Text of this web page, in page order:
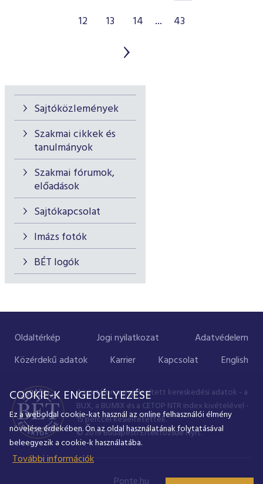
Sajtóközlemények
Szakmai cikkek és
tanulmányok
Szakmai fórumok,
előadások
Sajtókapcsolat
Imázs fotók
BÉT logók
12
13 14 ... 43
Oldaltérkép Jogi nyilatkozat
Adatvédelem
Közérdekű adatok
Karrier Kapcsolat English
A portálon megjelenített kereskedési adatok - a
BUX, a BUMIX és a CETOP NTR index kivételével -
15 perccel késleltetettek.
© 2019 Budapesti Értéktőzsde Nyrt.
COOKIE-K ENGEDÉLYEZÉSE
Ez a weboldal cookie-kat használ az online felhasználói élmény
növelése érdekében. Ön az oldal használatának folytatásával
beleegyezik a cookie-k használatába.
További információk